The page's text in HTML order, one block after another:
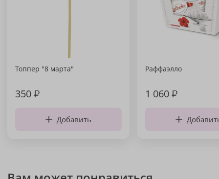
Топпер "8 марта"
350₽
Добавить
Раффаэлло
1 060₽